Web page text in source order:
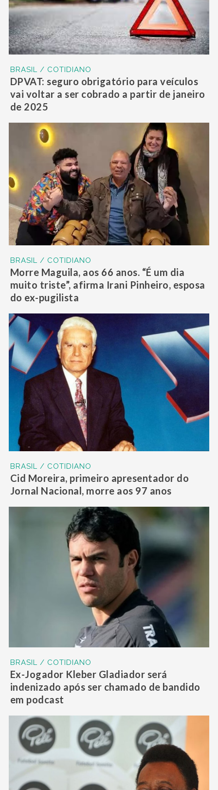
BRASIL / COTIDIANO
DPVAT: seguro obrigatório para veículos
vai voltar a ser cobrado a partir de janeiro
de 2025
BRASIL / COTIDIANO
Morre Maguila, aos 66 anos. “É um dia
muito triste”, afirma Irani Pinheiro, esposa
do ex-pugilista
BRASIL / COTIDIANO
Cid Moreira, primeiro apresentador do
Jornal Nacional, morre aos 97 anos
BRASIL / COTIDIANO
Ex-Jogador Kleber Gladiador será
indenizado após ser chamado de bandido
em podcast